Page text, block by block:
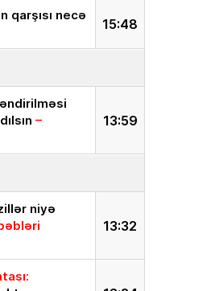
15:48
qarşısı necə
13:59
–
13:32
niyə